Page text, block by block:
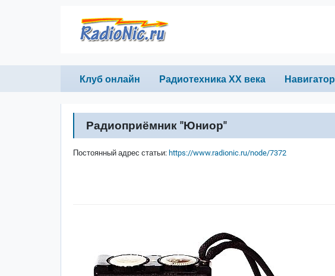
Primary links
Клуб онлайн Радиотехника ХХ века Навигатор
Радиоприёмник "Юниор"
Постоянный адрес статьи: https://www.radionic.ru/node/7372